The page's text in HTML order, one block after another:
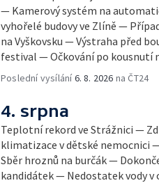
— Kamerový systém na
vyhořelé budovy ve Zlíně —
na Vyškovsku — Výstraha před
festival — Očkování po kousnutí
Poslední vysílání6. 8. 2026 na ČT24
4. srpna
Teplotní rekord ve Strážnici —
klimatizace v dětské nemocnici
Sběr hroznů na burčák —
kandidátek — Nedostatek vody